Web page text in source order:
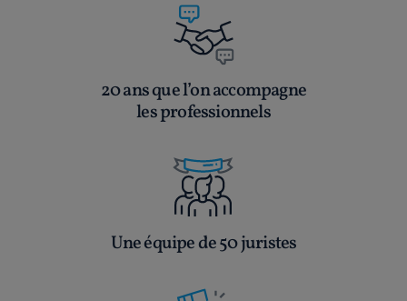
20 ans que l’on accompagne
les professionnels
Une équipe de 50 juristes